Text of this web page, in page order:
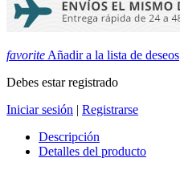
favorite Añadir a la lista de deseos
Debes estar registrado
Iniciar sesión | Registrarse
Descripción
Detalles del producto